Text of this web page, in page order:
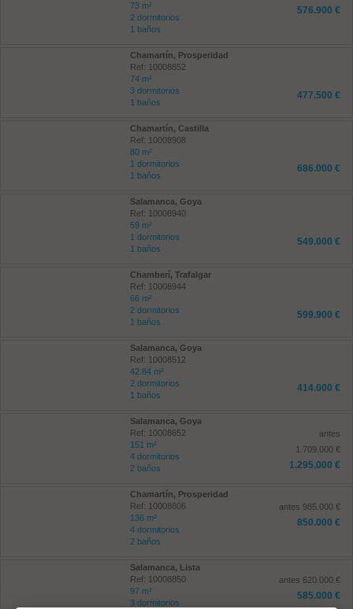
73 m²
2 dormitorios
1 baños
576.900 €
Chamartín, Prosperidad
Ref: 10008852
74 m²
3 dormitorios
1 baños
477.500 €
Chamartín, Castilla
Ref: 10008908
80 m²
1 dormitorios
1 baños
686.000 €
Salamanca, Goya
Ref: 10008940
59 m²
1 dormitorios
1 baños
549.000 €
Chamberí, Trafalgar
Ref: 10008944
66 m²
2 dormitorios
1 baños
599.900 €
Salamanca, Goya
Ref: 10008512
42.84 m²
2 dormitorios
1 baños
414.000 €
Salamanca, Goya
Ref: 10008652
151 m²
4 dormitorios
2 baños
antes
1.709.000 €
1.295.000 €
Chamartín, Prosperidad
Ref: 10008806
136 m²
4 dormitorios
2 baños
antes 985.000 €
850.000 €
Salamanca, Lista
Ref: 10008850
97 m²
3 dormitorios
antes 620.000 €
585.000 €